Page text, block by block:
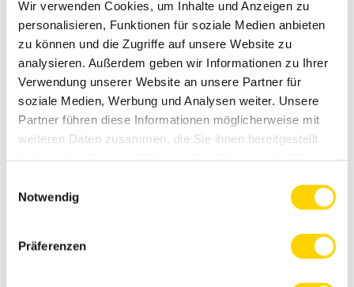
Wir verwenden Cookies, um Inhalte und Anzeigen zu
personalisieren, Funktionen für soziale Medien anbieten
zu können und die Zugriffe auf unsere Website zu
analysieren. Außerdem geben wir Informationen zu Ihrer
Verwendung unserer Website an unsere Partner für
soziale Medien, Werbung und Analysen weiter. Unsere
Partner führen diese Informationen möglicherweise mit
weiteren Daten zusammen, die Sie ihnen bereitgestellt
Notwendig
Präferenzen